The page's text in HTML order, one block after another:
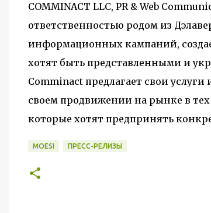
COMMINACT LLC, PR & Web
ответственностью родом из
информационных кампаний,
хотят быть представленными и
Comminact предлагает свои
своем продвижении на рынке в
которые хотят предпринять
MOESI ПРЕСС-РЕЛИЗЫ